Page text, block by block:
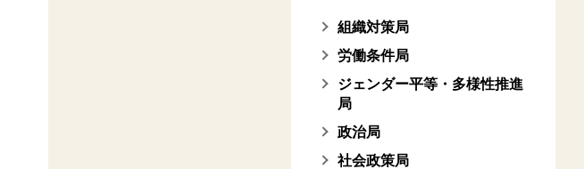
組織対策局
労働条件局
ジェンダー平等・多様性推進
局
政治局
社会政策局